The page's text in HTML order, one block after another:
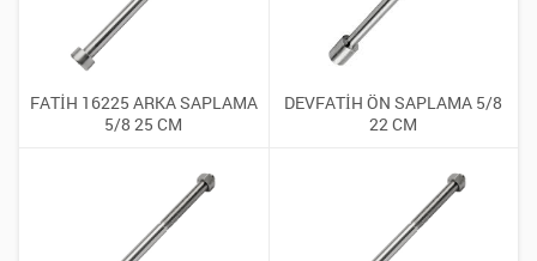
FATİH 16225 ARKA SAPLAMA
5/8 25 CM
DEVFATİH ÖN SAPLAMA 5/8
22 CM